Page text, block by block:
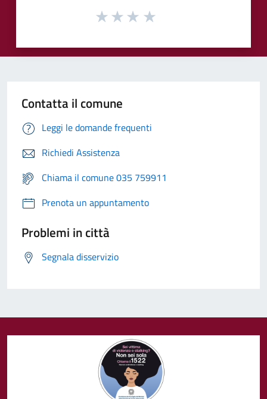
Contatta il comune
Leggi le domande frequenti
Richiedi Assistenza
Chiama il comune 035 759911
Prenota un appuntamento
Problemi in città
Segnala disservizio